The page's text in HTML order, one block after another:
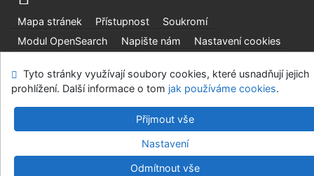
Mapa stránek Přístupnost
Soukromí
Modul OpenSearch
Napište nám Nastavení cookies
Ústavní soud, IČO: 48513687, se sídlem Joštova 625/8,
660 83 Brno
©1993-2026IPACv.4.8.63a-Cosmotron Bohemia, s.r.o.
Tyto stránky využívají soubory cookies, které usnadňují jejich
prohlížení. Další informace o tom jak používáme cookies.
Přijmout vše
Nastavení
Odmítnout vše